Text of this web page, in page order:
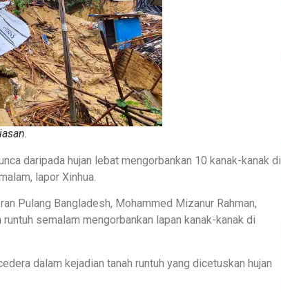
daripada hujan lebat mengorbankan 10 kanak-kanak di
lapor Xinhua.
Pulang Bangladesh, Mohammed Mizanur Rahman,
semalam mengorbankan lapan kanak-kanak di
dalam kejadian tanah runtuh yang dicetuskan hujan